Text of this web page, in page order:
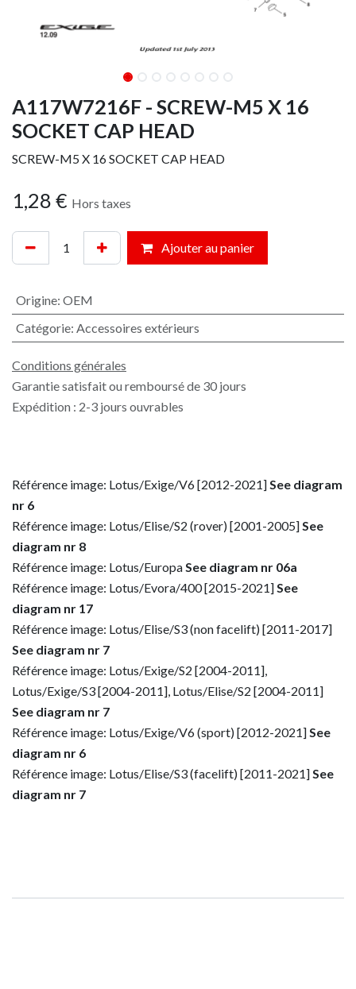
A117W7216F - SCREW-M5 X 16
SOCKET CAP HEAD
SCREW-M5 X 16 SOCKET CAP HEAD
1,28 € Hors taxes
Ajouter au panier
Origine: OEM
Catégorie: Accessoires extérieurs
Conditions générales
Garantie satisfait ou remboursé de 30 jours
Expédition : 2-3 jours ouvrables
Référence image: Lotus/Exige/V6 [2012-2021]See diagram
nr 6
Référence image: Lotus/Elise/S2 (rover) [2001-2005]See
diagram nr 8
Référence image: Lotus/EuropaSee diagram nr 06a
Référence image: Lotus/Evora/400 [2015-2021]See
diagram nr 17
Référence image: Lotus/Elise/S3 (non facelift) [2011-2017]
See diagram nr 7
Référence image: Lotus/Exige/S2 [2004-2011],
Lotus/Exige/S3 [2004-2011], Lotus/Elise/S2 [2004-2011]
See diagram nr 7
Référence image: Lotus/Exige/V6 (sport) [2012-2021]See
diagram nr 6
Référence image: Lotus/Elise/S3 (facelift) [2011-2021]See
diagram nr 7